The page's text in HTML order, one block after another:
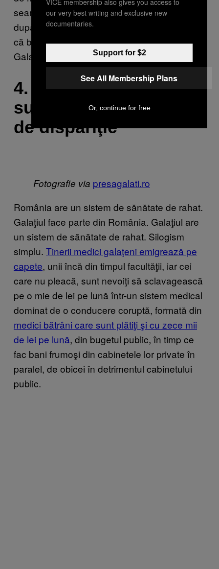
seama de asta. Politicile publice sunt făcute
după chipul şi asemănarea bătrânilor, pentru
că bătrânii sunt şi grosul votanţilor activi din
Galaţi.
4. Medicii gălăţeni
sunt o specie pe cale
de dispariţie
Fotografie via presagalati.ro
România are un sistem de sănătate de rahat.
Galaţiul face parte din România. Galaţiul are
un sistem de sănătate de rahat. Silogism
simplu. Tinerii medici galaţeni emigrează pe
capete, unii încă din timpul facultăţii, iar cei
care nu pleacă, sunt nevoiţi să sclavagească
pe o mie de lei pe lună într-un sistem medical
dominat de o conducere coruptă, formată din
medici bătrâni care sunt plătiţi şi cu zece mii
de lei pe lună, din bugetul public, în timp ce
fac bani frumoşi din cabinetele lor private în
paralel, de obicei în detrimentul cabinetului
public.
our very best writing and exclusive new
documentaries.
Support for $2
See All Membership Plans
Or, continue for free